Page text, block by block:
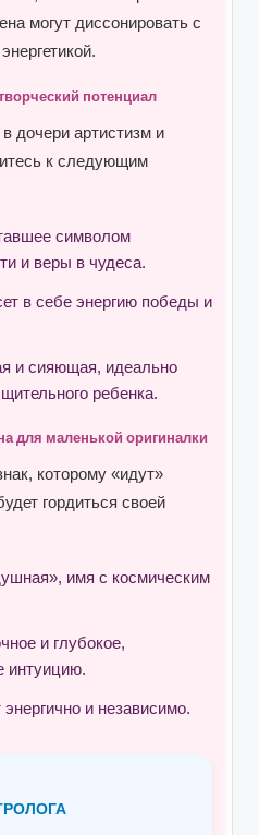
могут диссонировать с
потенциал
дочери артистизм и
к следующим
символом
и веры в чудеса.
в себе энергию победы и
и сияющая, идеально
ребенка.
для маленькой оригиналки
которому «идут»
гордиться своей
имя с космическим
и глубокое,
интуицию.
и независимо.